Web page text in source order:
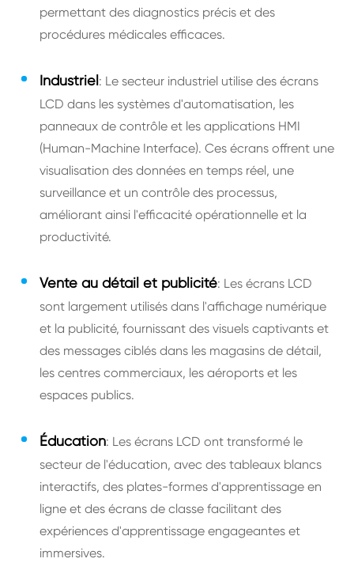
permettant des diagnostics précis et des
procédures médicales efficaces.
Industriel: Le secteur industriel utilise des écrans
LCD dans les systèmes d'automatisation, les
panneaux de contrôle et les applications HMI
(Human-Machine Interface). Ces écrans offrent une
visualisation des données en temps réel, une
surveillance et un contrôle des processus,
améliorant ainsi l'efficacité opérationnelle et la
productivité.
Vente au détail et publicité: Les écrans LCD
sont largement utilisés dans l'affichage numérique
et la publicité, fournissant des visuels captivants et
des messages ciblés dans les magasins de détail,
les centres commerciaux, les aéroports et les
espaces publics.
Éducation: Les écrans LCD ont transformé le
secteur de l'éducation, avec des tableaux blancs
interactifs, des plates-formes d'apprentissage en
ligne et des écrans de classe facilitant des
expériences d'apprentissage engageantes et
immersives.